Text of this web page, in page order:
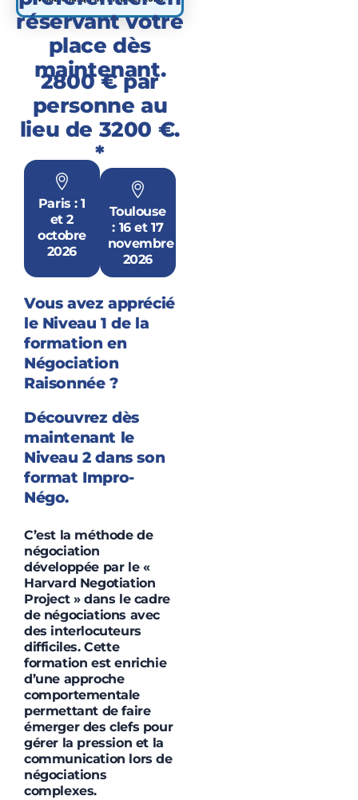
réservant votre
place dès
maintenant.
2800 € par
personne au
lieu de 3200 €.
*
Paris : 1
et 2
octobre
2026
Toulouse
: 16 et 17
novembre
2026
Vous avez apprécié
le Niveau 1 de la
formation en
Négociation
Raisonnée ?
Découvrez dès
maintenant le
Niveau 2 dans son
format Impro-
Négo.
C’est la méthode de
négociation
développée par le «
Harvard Negotiation
Project » dans le cadre
de négociations avec
des interlocuteurs
difficiles. Cette
formation est enrichie
d’une approche
comportementale
permettant de faire
émerger des clefs pour
gérer la pression et la
communication lors de
négociations
complexes.